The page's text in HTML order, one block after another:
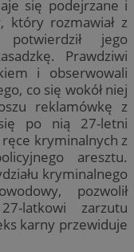
się podejrzane i
który rozmawiał z
jego
Prawdziwi
i obserwowali
co się wokół niej
reklamówkę z
po nią 27-letni
ręce kryminalnych z
aresztu.
kryminalnego
pozwolił
latkowi zarzutu
karny przewiduje